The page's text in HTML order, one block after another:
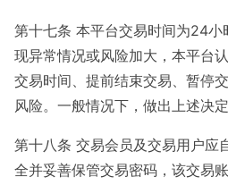
第十七条 本平台交易时间为24小
现异常情况或风险加大，本平台
交易时间、提前结束交易、暂停
风险。一般情况下，做出上述决定
第十八条 交易会员及交易用户应
全并妥善保管交易密码，该交易